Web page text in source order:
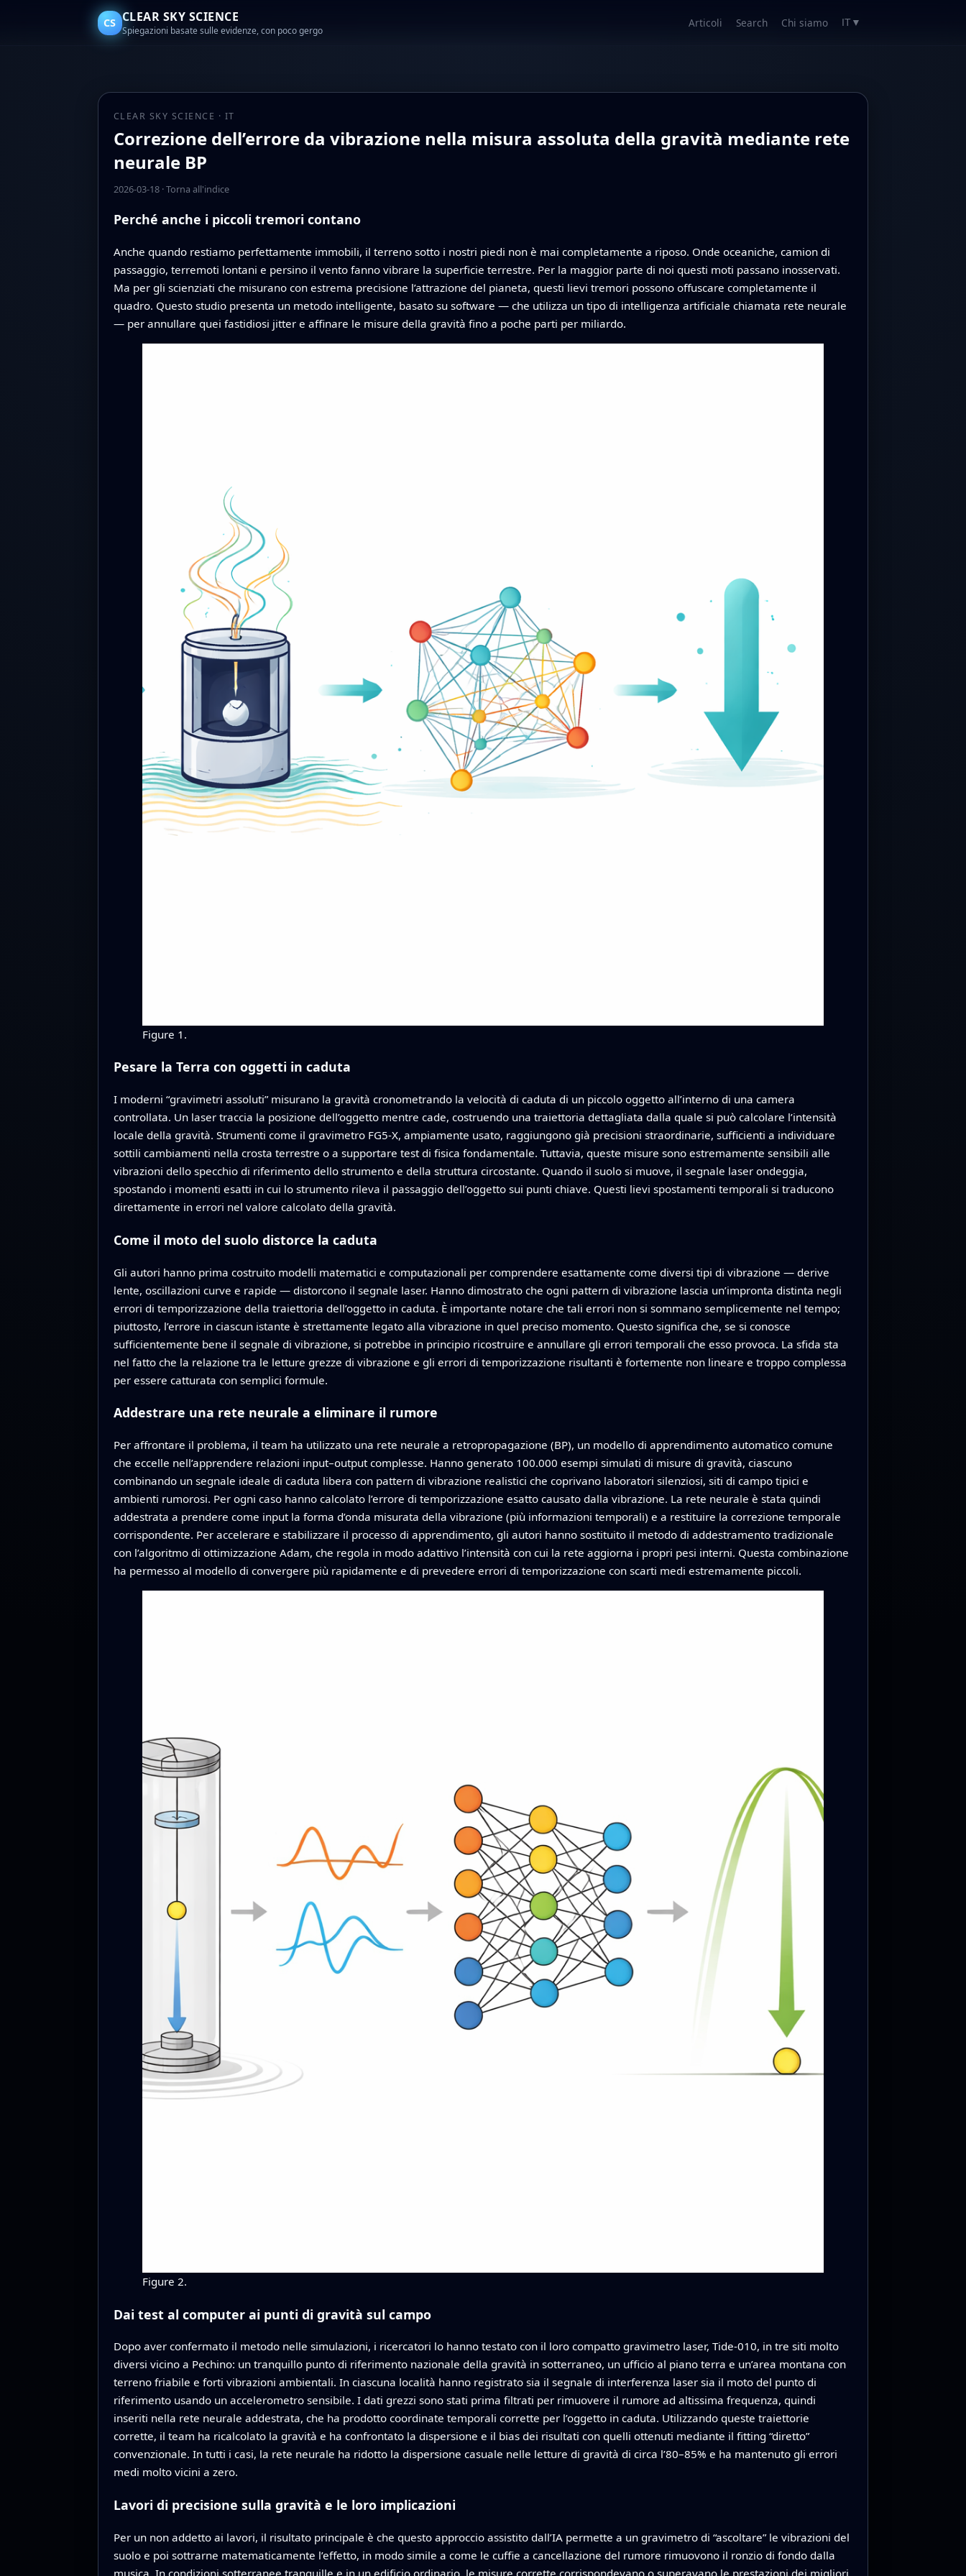
CS CLEAR SKY SCIENCE
Spiegazioni basate sulle evidenze, con poco gergo
Articoli Search Chi siamo IT ▼
CLEAR SKY SCIENCE · IT
Correzione dell’errore da vibrazione nella misura assoluta della gravità mediante rete
neurale BP
2026-03-18·Torna all'indice
Perché anche i piccoli tremori contano
Anche quando restiamo perfettamente immobili, il terreno sotto i nostri piedi non è mai completamente a riposo. Onde oceaniche, camion di
passaggio, terremoti lontani e persino il vento fanno vibrare la superficie terrestre. Per la maggior parte di noi questi moti passano inosservati.
Ma per gli scienziati che misurano con estrema precisione l’attrazione del pianeta, questi lievi tremori possono offuscare completamente il
quadro. Questo studio presenta un metodo intelligente, basato su software — che utilizza un tipo di intelligenza artificiale chiamata rete neurale
— per annullare quei fastidiosi jitter e affinare le misure della gravità fino a poche parti per miliardo.
Figure 1.
Pesare la Terra con oggetti in caduta
I moderni “gravimetri assoluti” misurano la gravità cronomet­rando la velocità di caduta di un piccolo oggetto all’interno di una camera
controllata. Un laser traccia la posizione dell’oggetto mentre cade, costruendo una traiettoria dettagliata dalla quale si può calcolare l’intensità
locale della gravità. Strumenti come il gravimetro FG5‑X, ampiamente usato, raggiungono già precisioni straordinarie, sufficienti a individuare
sottili cambiamenti nella crosta terrestre o a supportare test di fisica fondamentale. Tuttavia, queste misure sono estremamente sensibili alle
vibrazioni dello specchio di riferimento dello strumento e della struttura circostante. Quando il suolo si muove, il segnale laser ondeggia,
spostando i momenti esatti in cui lo strumento rileva il passaggio dell’oggetto sui punti chiave. Questi lievi spostamenti temporali si traducono
direttamente in errori nel valore calcolato della gravità.
Come il moto del suolo distorce la caduta
Gli autori hanno prima costruito modelli matematici e computazionali per comprendere esattamente come diversi tipi di vibrazione — derive
lente, oscillazioni curve e rapide — distorcono il segnale laser. Hanno dimostrato che ogni pattern di vibrazione lascia un’impronta distinta negli
errori di temporizzazione della traiettoria dell’oggetto in caduta. È importante notare che tali errori non si sommano semplicemente nel tempo;
piuttosto, l’errore in ciascun istante è strettamente legato alla vibrazione in quel preciso momento. Questo significa che, se si conosce
sufficientemente bene il segnale di vibrazione, si potrebbe in principio ricostruire e annullare gli errori temporali che esso provoca. La sfida sta
nel fatto che la relazione tra le letture grezze di vibrazione e gli errori di temporizzazione risultanti è fortemente non lineare e troppo complessa
per essere catturata con semplici formule.
Addestrare una rete neurale a eliminare il rumore
Per affrontare il problema, il team ha utilizzato una rete neurale a retropropagazione (BP), un modello di apprendimento automatico comune
che eccelle nell’apprendere relazioni input–output complesse. Hanno generato 100.000 esempi simulati di misure di gravità, ciascuno
combinando un segnale ideale di caduta libera con pattern di vibrazione realistici che coprivano laboratori silenziosi, siti di campo tipici e
ambienti rumorosi. Per ogni caso hanno calcolato l’errore di temporizzazione esatto causato dalla vibrazione. La rete neurale è stata quindi
addestrata a prendere come input la forma d’onda misurata della vibrazione (più informazioni temporali) e a restituire la correzione temporale
corrispondente. Per accelerare e stabilizzare il processo di apprendimento, gli autori hanno sostituito il metodo di addestramento tradizionale
con l’algoritmo di ottimizzazione Adam, che regola in modo adattivo l’intensità con cui la rete aggiorna i propri pesi interni. Questa combinazione
ha permesso al modello di convergere più rapidamente e di prevedere errori di temporizzazione con scarti medi estremamente piccoli.
Figure 2.
Dai test al computer ai punti di gravità sul campo
Dopo aver confermato il metodo nelle simulazioni, i ricercatori lo hanno testato con il loro compatto gravimetro laser, Tide‑010, in tre siti molto
diversi vicino a Pechino: un tranquillo punto di riferimento nazionale della gravità in sotterraneo, un ufficio al piano terra e un’area montana con
terreno friabile e forti vibrazioni ambientali. In ciascuna località hanno registrato sia il segnale di interferenza laser sia il moto del punto di
riferimento usando un accelerometro sensibile. I dati grezzi sono stati prima filtrati per rimuovere il rumore ad altissima frequenza, quindi
inseriti nella rete neurale addestrata, che ha prodotto coordinate temporali corrette per l’oggetto in caduta. Utilizzando queste traiettorie
corrette, il team ha ricalcolato la gravità e ha confrontato la dispersione e il bias dei risultati con quelli ottenuti mediante il fitting “diretto”
convenzionale. In tutti i casi, la rete neurale ha ridotto la dispersione casuale nelle letture di gravità di circa l’80–85% e ha mantenuto gli errori
medi molto vicini a zero.
Lavori di precisione sulla gravità e le loro implicazioni
Per un non addetto ai lavori, il risultato principale è che questo approccio assistito dall’IA permette a un gravimetro di “ascoltare” le vibrazioni del
suolo e poi sottrarne matematicamente l’effetto, in modo simile a come le cuffie a cancellazione del rumore rimuovono il ronzio di fondo dalla
musica. In condizioni sotterranee tranquille e in un edificio ordinario, le misure corrette corrispondevano o superavano le prestazioni dei migliori